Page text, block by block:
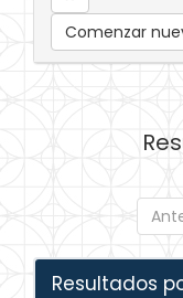
Comenzar
Resultados